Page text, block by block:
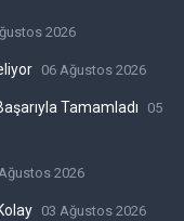
2026
06 Ağustos 2026
Tamamladı
05
2026
03 Ağustos 2026